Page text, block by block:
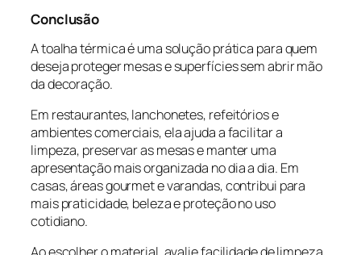
Conclusão
A toalha térmica é uma solução prática para quem
deseja proteger mesas e superfícies sem abrir mão
da decoração.
Em restaurantes, lanchonetes, refeitórios e
ambientes comerciais, ela ajuda a facilitar a
limpeza, preservar as mesas e manter uma
apresentação mais organizada no dia a dia. Em
casas, áreas gourmet e varandas, contribui para
mais praticidade, beleza e proteção no uso
cotidiano.